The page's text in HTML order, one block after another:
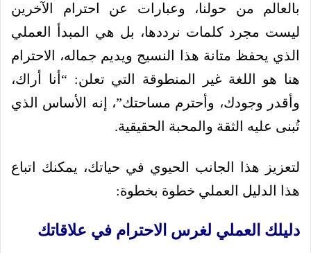
بالعالم من حولنا، وعبارات عن احترام الآخرين
ليست مجرد كلمات نرددها، بل هي المبدأ العملي
الذي يحفظ متانة هذا النسيج ويديم جماله، الاحترام
هنا هو اللغة غير المنطوقة التي تعلن: “أنا أراك،
وأقدر وجودك، وأحترم مساحتك”، إنه الأساس الذي
تُبنى عليه الثقة والمحبة الحقيقية.
لتعزيز هذا الجانب الحيوي في حياتك، يمكنك اتباع
هذا الدليل العملي خطوة بخطوة:
دليلك العملي لغرس الاحترام في علاقاتك